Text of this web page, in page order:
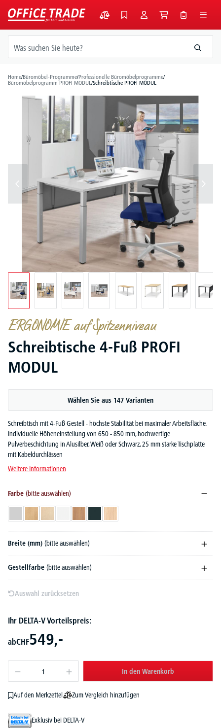
springen
Home/Büromöbel-Programme/Professionelle Büromöbelprogramme/
Büromöbelprogramm PROFI MODUL/Schreibtische PROFI MODUL
Bildergalerie überspringen
ERGONOMIE auf Spitzenniveau
Schreibtische 4-Fuß PROFI
MODUL
Wählen Sie aus 147 Varianten
Schreibtisch mit 4-Fuß Gestell - höchste Stabilität bei maximaler Arbeitsfläche.
Individuelle Höheneinstellung von 650 - 850 mm, hochwertige
Pulverbeschichtung in Alusilber, Weiß oder Schwarz, 25 mm starke Tischplatte
mit Kabeldurchlässen
Weitere Informationen
Farbe (bitte auswählen)
Breite (mm) (bitte auswählen)
Gestellfarbe (bitte auswählen)
Auswahl zurücksetzen
Ihr DELTA-V Vorteilspreis:
abCHF549,-
In den Warenkorb
Auf den Merkzettel Zum Vergleich hinzufügen
Exklusiv bei DELTA-V